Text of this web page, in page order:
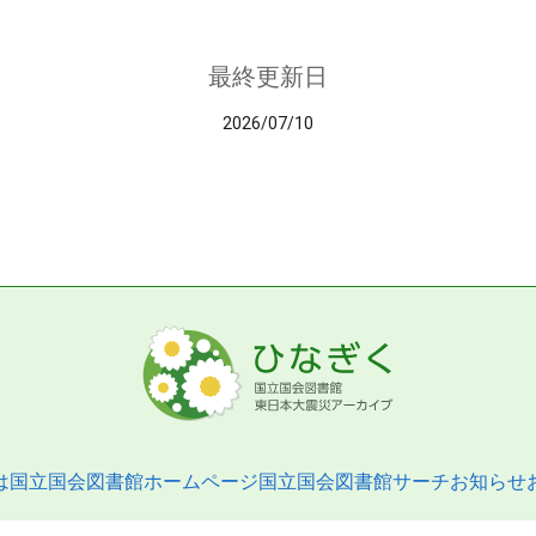
最終更新日
2026/07/10
国立国会図書館ホームページ国立国会図書館サーチお知らせ